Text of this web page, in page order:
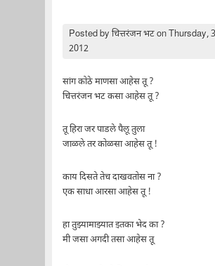
Posted byचित्तरंजन भटon Thursday,
2012
सांग कोठे माणसा आहेस तू ?
चित्तरंजन भट कसा आहेस तू ?
तू हिरा जर पाडले पैलू तुला
जाळले तर कोळसा आहेस तू !
काय दिसते तेच दाखवतोस ना ?
एक साधा आरसा आहेस तू !
हा तुझ्यामाझ्यात इतका भेद का ?
मी जसा अगदी तसा आहेस तू